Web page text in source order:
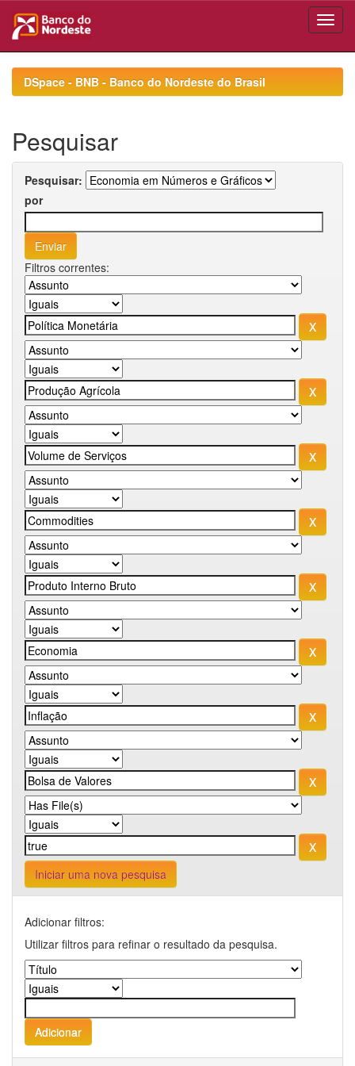
navigationDSpace - BNB - Banco do Nordeste do Brasil
Pesquisar
Pesquisar:
por
Filtros correntes:
Iniciar uma nova pesquisa
Adicionar filtros:
Utilizar filtros para refinar o resultado da pesquisa.